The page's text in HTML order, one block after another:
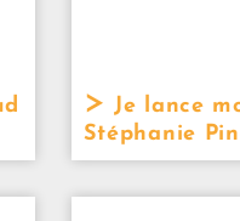
Je lance
Stéphanie